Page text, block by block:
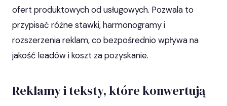
ofert produktowych od usługowych. Pozwala to
przypisać różne stawki, harmonogramy i
rozszerzenia reklam, co bezpośrednio wpływa na
jakość leadów i koszt za pozyskanie.
Reklamy i teksty, które konwertują